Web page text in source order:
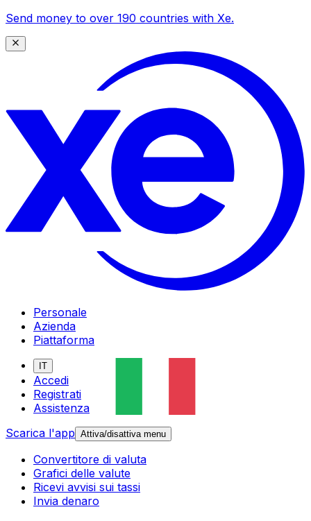
Send money to over 190 countries with Xe.
Personale
Azienda
Piattaforma
IT
Accedi
Registrati
Assistenza
Scarica l'app Attiva/disattiva menu
Convertitore di valuta
Grafici delle valute
Ricevi avvisi sui tassi
Invia denaro